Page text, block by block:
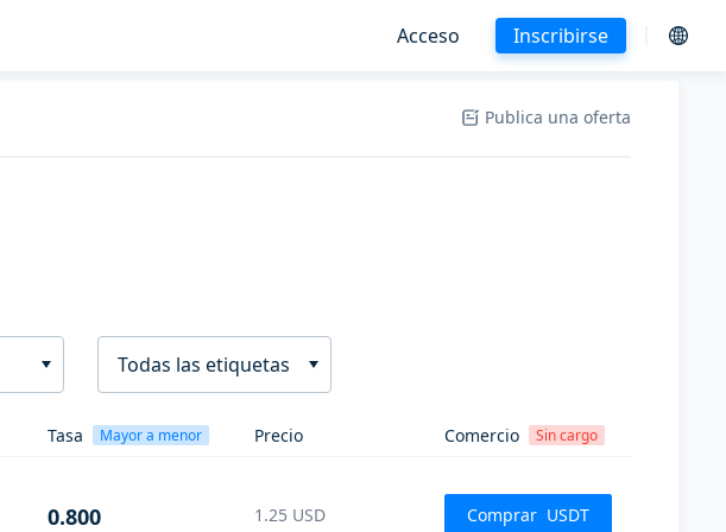
Acceso Inscribirse
Publica una oferta
Todas las etiquetas
Tasa Mayor a menor Precio Comercio Sin cargo
0.800 1.25 USD Comprar USDT